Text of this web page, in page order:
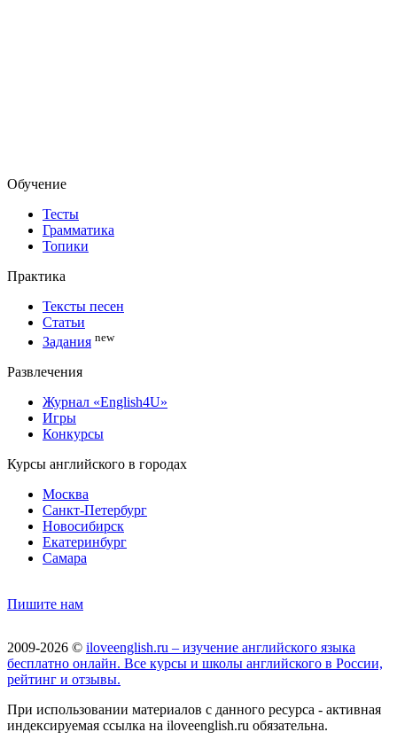
Обучение
Тесты
Грамматика
Топики
Практика
Тексты песен
Статьи
Задания new
Развлечения
Журнал «English4U»
Игры
Конкурсы
Курсы английского в городах
Москва
Санкт-Петербург
Новосибирск
Екатеринбург
Самара
Пишите нам
2009-2026 © iloveenglish.ru – изучение английского языка
бесплатно онлайн. Все курсы и школы английского в России,
рейтинг и отзывы.
При использовании материалов с данного ресурса - активная
индексируемая ссылка на iloveenglish.ru обязательна.